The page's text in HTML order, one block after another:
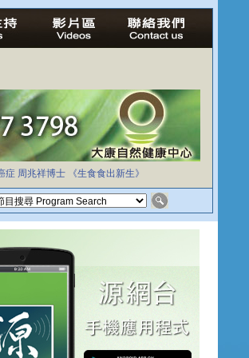
症 周兆祥博士 《生食食出新生》